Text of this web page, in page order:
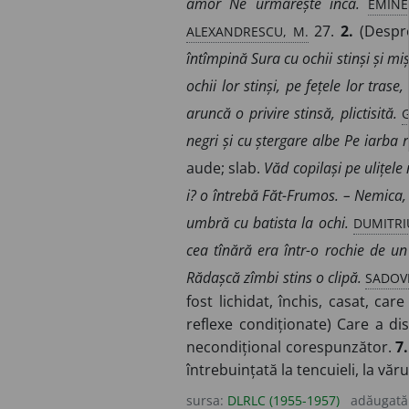
ALEXANDRESCU, M. 27.2.
întîmpină Sura cu ochii stinși și
ochii lor stinși, pe fețele lor trase,
aruncă o privire stinsă, plictisită.
negri și cu ștergare albe Pe iarba
aude; slab. Văd copilași pe
i? o întrebă Făt-Frumos. –
umbră cu batista la ochi.
cea tînără era într-o rochie de
Rădașcă zîmbi stins o clipă.
fost lichidat, închis, casat,
reflexe condiționate) Care a
necondițional corespunzător.7.
întrebuințată la tencuieli, la
sursa: DLRLC (1955-1957)